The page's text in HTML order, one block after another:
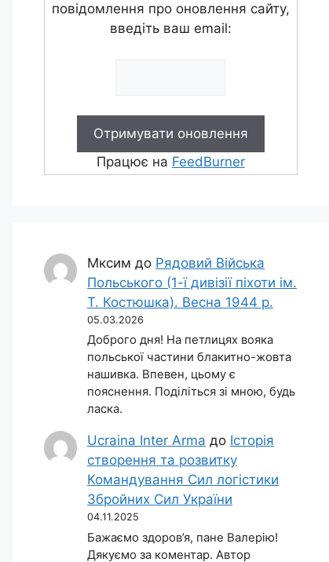
повідомлення про оновлення сайту,
введіть ваш email:
Працює на FeedBurner
Мксим до Рядовий Війська
Польського (1-ї дивізії піхоти ім.
Т. Костюшка). Весна 1944 р.
05.03.2026
Доброго дня! На петлицях вояка
польської частини блакитно-жовта
нашивка. Впевен, цьому є
пояснення. Поділіться зі мною, будь
ласка.
Ucraina Inter Arma до Історія
створення та розвитку
Командування Сил логістики
Збройних Сил України
04.11.2025
Бажаємо здоров’я, пане Валерію!
Дякуємо за коментар. Автор